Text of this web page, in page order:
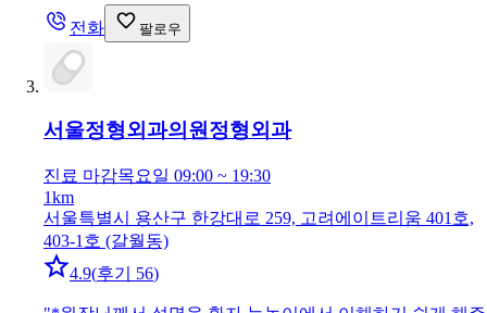
전화 팔로우
서울정형외과의원정형외과
진료 마감목요일 09:00 ~ 19:30
1km
서울특별시 용산구 한강대로 259, 고려에이트리움 401호,
403-1호 (갈월동)
4.9(후기 56)